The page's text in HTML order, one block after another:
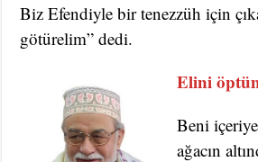
Biz Efendiyle bir tenezzüh için
götürelim” dedi.
Elini
Beni
ağacın